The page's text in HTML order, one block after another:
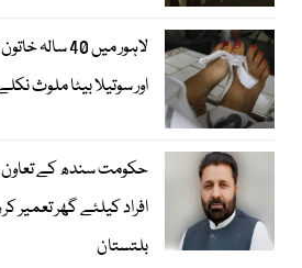
لاہور میں 40
اور سوتیلا بیٹا ملوث
حکومت سندھ کے تعاون
افراد کیلئے گھر تعمیر
بلتستان